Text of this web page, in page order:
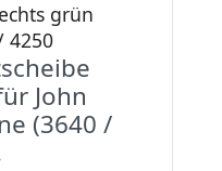
grün
4250
John
(3640 /